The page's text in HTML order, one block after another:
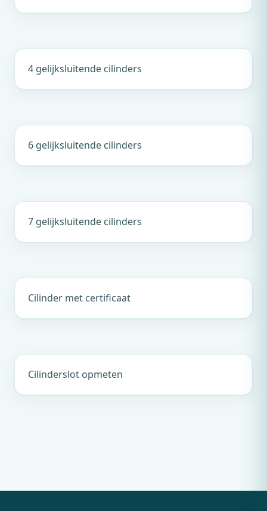
4 gelijksluitende cilinders
6 gelijksluitende cilinders
7 gelijksluitende cilinders
Cilinder met certificaat
Cilinderslot opmeten